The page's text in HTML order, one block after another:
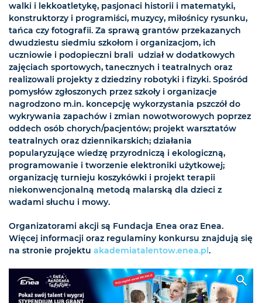
walki i lekkoatletykę, pasjonaci historii i matematyki,
konstruktorzy i programiści, muzycy, miłośnicy rysunku,
tańca czy fotografii. Za sprawą grantów przekazanych
dwudziestu siedmiu szkołom i organizacjom, ich
uczniowie i podopieczni brali udział w dodatkowych
zajęciach sportowych, tanecznych i teatralnych oraz
realizowali projekty z dziedziny robotyki i fizyki. Spośród
pomysłów zgłoszonych przez szkoły i organizacje
nagrodzono m.in. koncepcję wykorzystania pszczół do
wykrywania zapachów i zmian nowotworowych poprzez
oddech osób chorych/pacjentów; projekt warsztatów
teatralnych oraz dziennikarskich; działania
popularyzujące wiedzę przyrodniczą i ekologiczną,
programowanie i tworzenie elektroniki użytkowej;
organizację turnieju koszykówki i projekt terapii
niekonwencjonalną metodą malarską dla dzieci z
wadami słuchu i mowy.
Organizatorami akcji są Fundacja Enea oraz Enea.
Więcej informacji oraz regulaminy konkursu znajdują się
na stronie projektu akademiatalentow.enea.pl.